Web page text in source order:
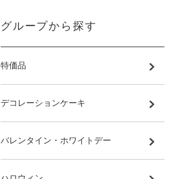
グループから探す
特価品
デコレーションケーキ
バレンタイン・ホワイトデー